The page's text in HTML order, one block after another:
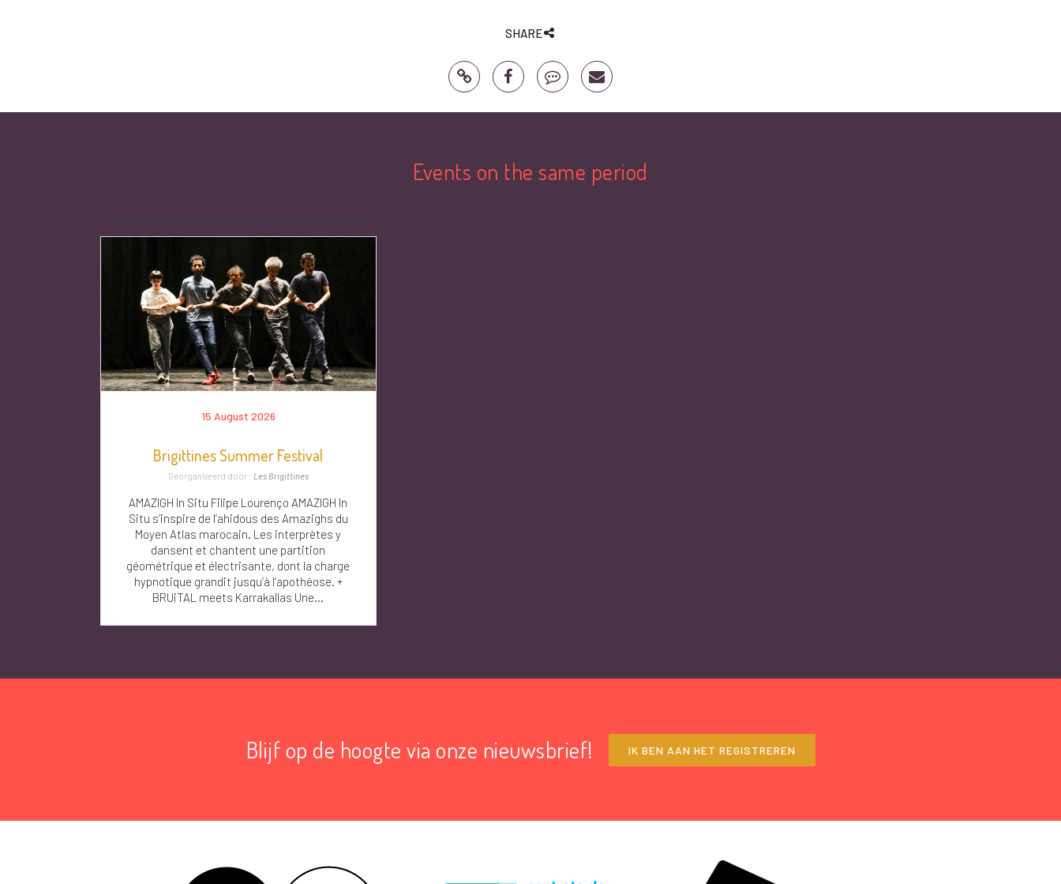
SHARE
Events on the same period
15 August 2026
Brigittines Summer Festival
Georganiseerd door : Les Brigittines
AMAZIGH In Situ Filipe Lourenço AMAZIGH In
Situ s’inspire de l’ahidous des Amazighs du
Moyen Atlas marocain. Les interprètes y
dansent et chantent une partition
géométrique et électrisante, dont la charge
hypnotique grandit jusqu’à l’apothéose. +
BRUiTAL meets Karrakallas Une...
Blijf op de hoogte via onze nieuwsbrief! IK BEN AAN HET REGISTREREN